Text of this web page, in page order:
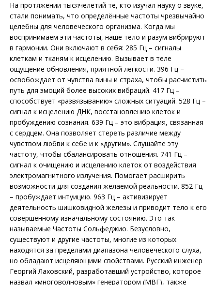
На протяжении тысячелетий те, кто изучал науку о звуке,
стали понимать, что определённые частоты чрезвычайно
целебны для человеческого организма. Когда мы
воспринимаем эти частоты, наше тело и разум вибрируют
в гармонии. Они включают в себя: 285 Гц – сигналы
клеткам и тканям к исцелению. Вызывает в теле
ощущение обновления, приятной лёгкости. 396 Гц –
освобождает от чувства вины и страха, чтобы расчистить
путь для эмоций более высоких вибраций. 417 Гц –
способствует «развязыванию» сложных ситуаций. 528 Гц –
сигнал к исцелению ДНК, восстановлению клеток и
пробуждению сознания. 639 Гц – это вибрация, связанная
с сердцем. Она позволяет стереть различие между
чувством любви к себе и к «другим». Слушайте эту
частоту, чтобы сбалансировать отношения. 741 Гц –
сигнал к очищению и исцелению клеток от воздействия
электромагнитного излучения. Помогает расширить
возможности для создания желаемой реальности. 852 Гц
– пробуждает интуицию. 963 Гц – активизирует
деятельность шишковидной железы и приводит тело к его
совершенному изначальному состоянию. Это так
называемые Частоты Сольфеджио. Безусловно,
существуют и другие частоты, многие из которых
находятся за пределами диапазона человеческого слуха,
но обладают исцеляющими свойствами. Русский инженер
Георгий Лаховский, разработавший устройство, которое
назвал «многоволновым» генератором (МВГ), также